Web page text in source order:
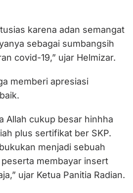
karena adan semangat
sebagai sumbangsih
covid-19,” ujar Helmizar.
memberi apresiasi
Allah cukup besar hinhha
plus sertifikat ber SKP.
menjadi sebuah
membayar insert
ujar Ketua Panitia Radian.